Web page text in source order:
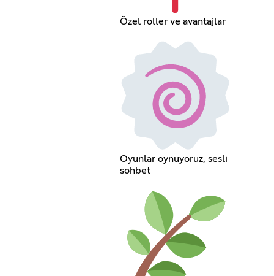
Özel roller ve avantajlar
Oyunlar oynuyoruz, sesli
sohbet